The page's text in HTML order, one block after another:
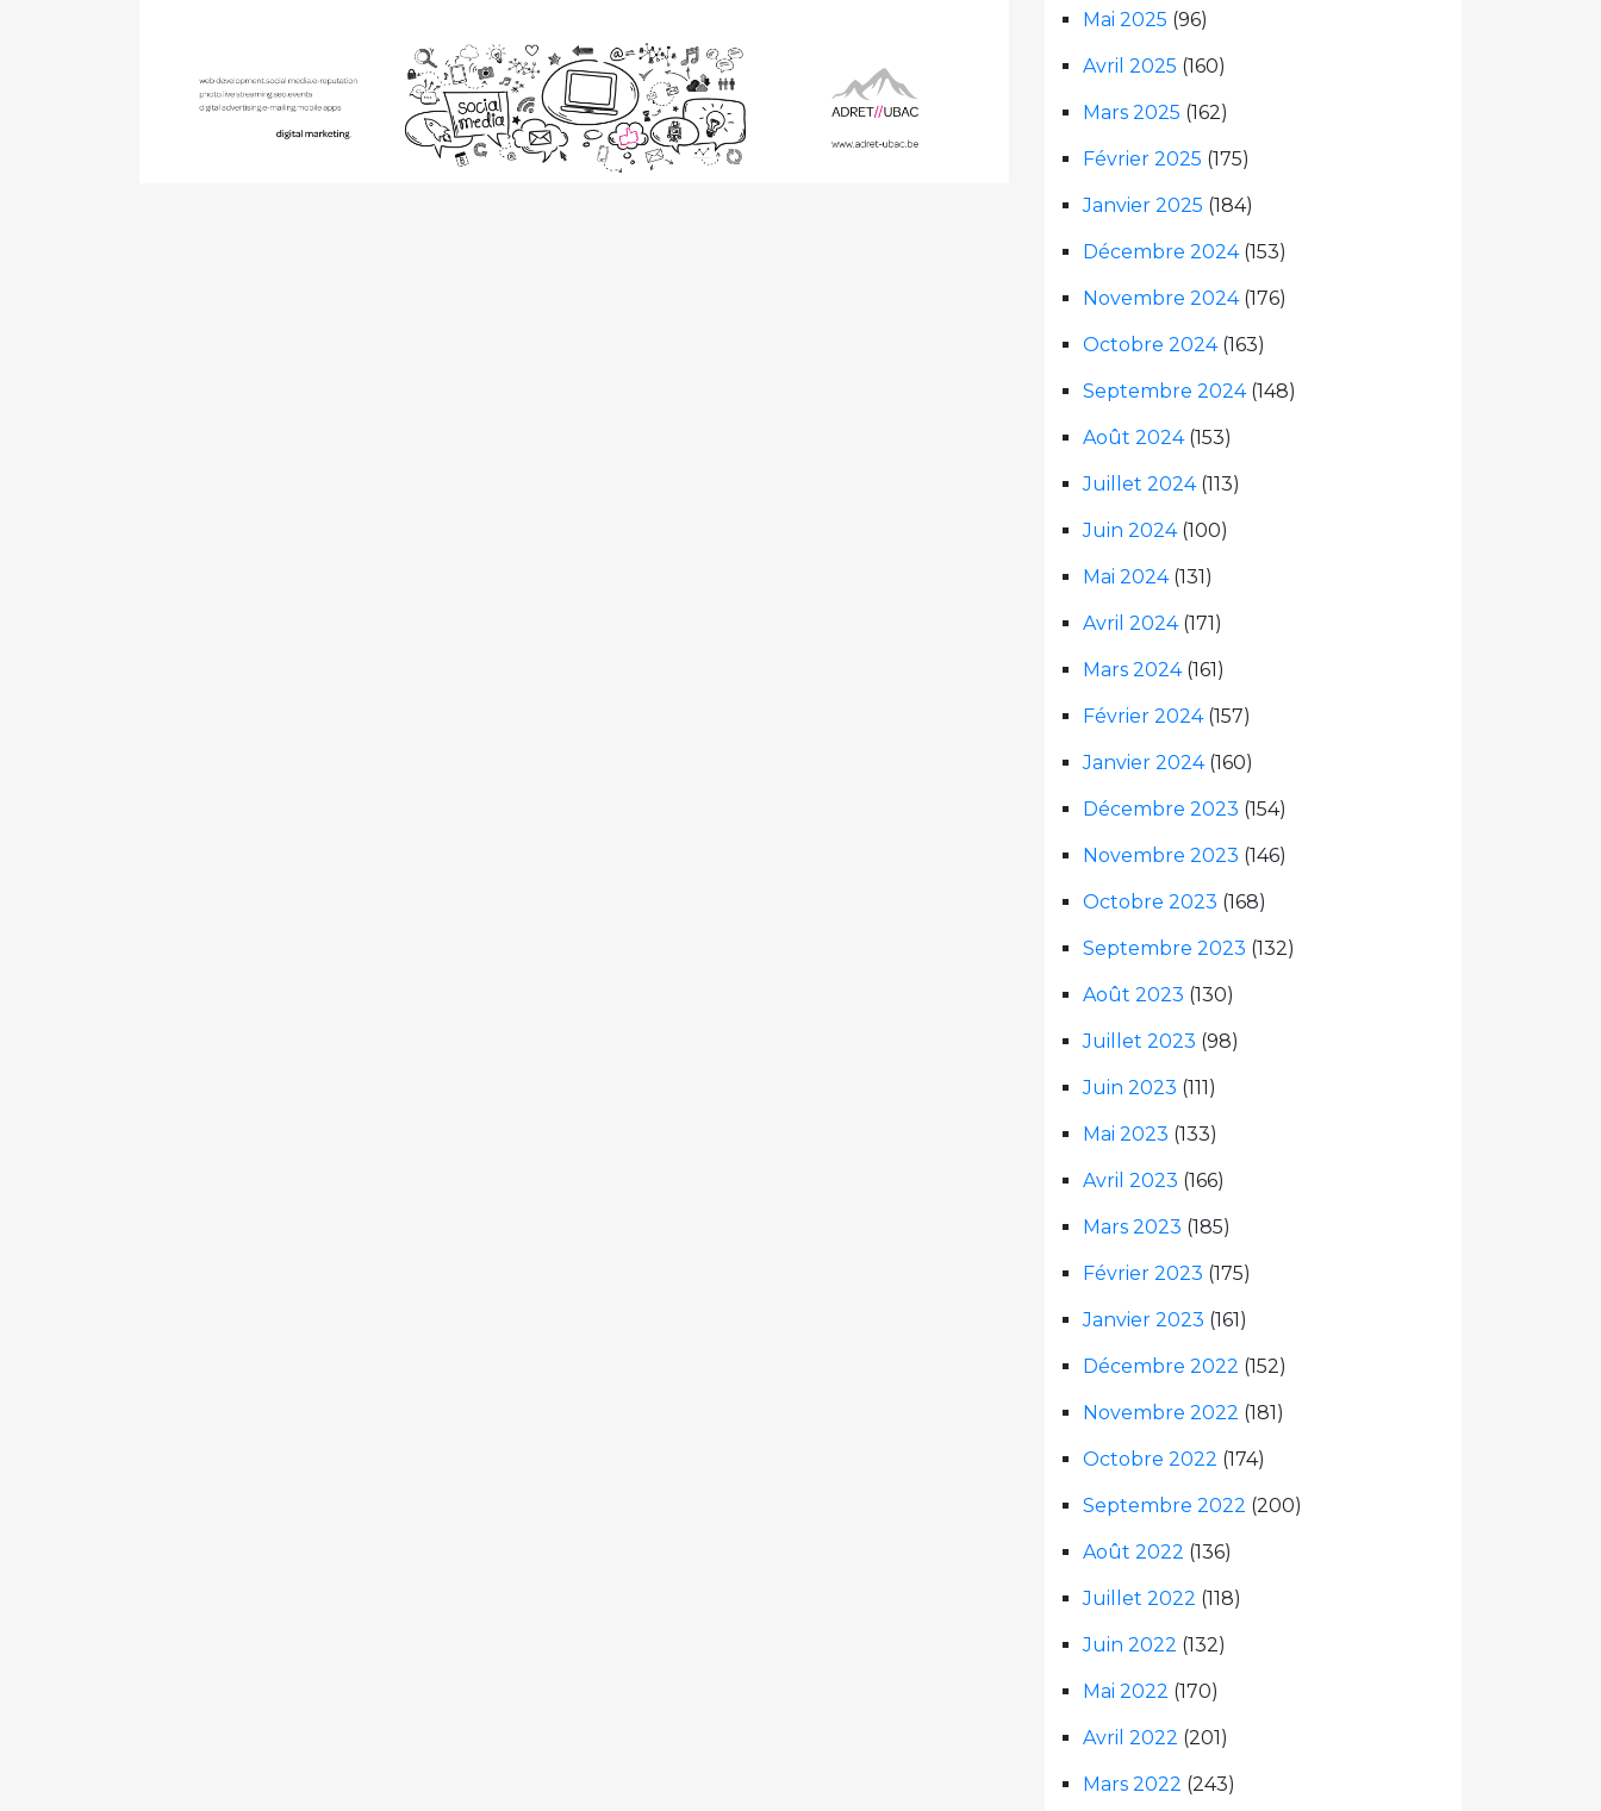
Mai 2025 (96)
Avril 2025 (160)
Mars 2025 (162)
Février 2025 (175)
Janvier 2025 (184)
Décembre 2024(153)
Novembre 2024(176)
Octobre 2024(163)
Septembre 2024(148)
Août 2024(153)
Juillet 2024(113)
Juin 2024(100)
Mai 2024(131)
Avril 2024(171)
Mars 2024(161)
Février 2024(157)
Janvier 2024(160)
Décembre 2023 (154)
Novembre 2023 (146)
Octobre 2023 (168)
Septembre 2023 (132)
Août 2023 (130)
Juillet 2023 (98)
Juin 2023 (111)
Mai 2023 (133)
Avril 2023 (166)
Mars 2023 (185)
Février 2023 (175)
Janvier 2023 (161)
Décembre 2022 (152)
Novembre 2022 (181)
Octobre 2022 (174)
Septembre 2022 (200)
Août 2022 (136)
Juillet 2022 (118)
Juin 2022 (132)
Mai 2022 (170)
Avril 2022 (201)
Mars 2022 (243)